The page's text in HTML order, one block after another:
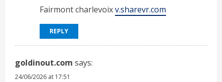
Fairmont charlevoixv.sharevr.com
REPLY
goldinout.com says:
24/06/2026 at 17:51